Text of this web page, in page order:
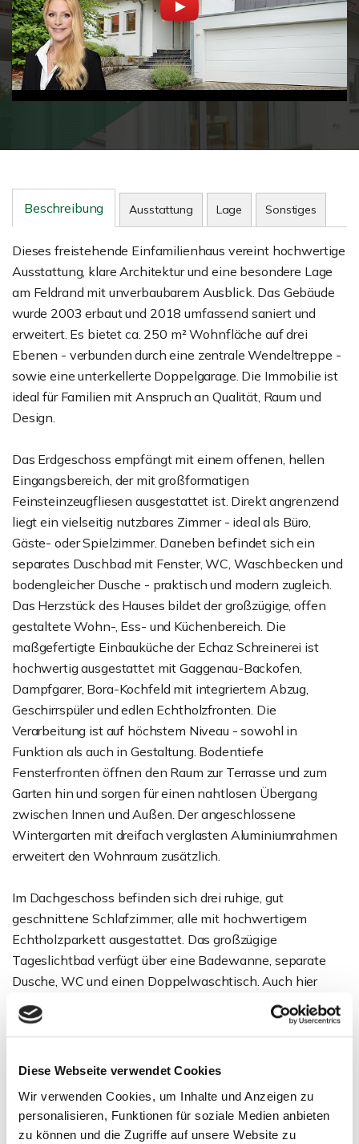
Diese Webseite verwendet Cookies
Wir verwenden Cookies, um Inhalte und Anzeigen zu
personalisieren, Funktionen für soziale Medien anbieten
zu können und die Zugriffe auf unsere Website zu
Beschreibung Ausstattung Lage Sonstiges
Dieses freistehende Einfamilienhaus vereint hochwertige
Ausstattung, klare Architektur und eine besondere Lage
am Feldrand mit unverbaubarem Ausblick. Das Gebäude
wurde 2003 erbaut und 2018 umfassend saniert und
erweitert. Es bietet ca. 250 m² Wohnfläche auf drei
Ebenen - verbunden durch eine zentrale Wendeltreppe -
sowie eine unterkellerte Doppelgarage. Die Immobilie ist
ideal für Familien mit Anspruch an Qualität, Raum und
Design.
Das Erdgeschoss empfängt mit einem offenen, hellen
Eingangsbereich, der mit großformatigen
Feinsteinzeugfliesen ausgestattet ist. Direkt angrenzend
liegt ein vielseitig nutzbares Zimmer - ideal als Büro,
Gäste- oder Spielzimmer. Daneben befindet sich ein
separates Duschbad mit Fenster, WC, Waschbecken und
bodengleicher Dusche - praktisch und modern zugleich.
Das Herzstück des Hauses bildet der großzügige, offen
gestaltete Wohn-, Ess- und Küchenbereich. Die
maßgefertigte Einbauküche der Echaz Schreinerei ist
hochwertig ausgestattet mit Gaggenau-Backofen,
Dampfgarer, Bora-Kochfeld mit integriertem Abzug,
Geschirrspüler und edlen Echtholzfronten. Die
Verarbeitung ist auf höchstem Niveau - sowohl in
Funktion als auch in Gestaltung. Bodentiefe
Fensterfronten öffnen den Raum zur Terrasse und zum
Garten hin und sorgen für einen nahtlosen Übergang
zwischen Innen und Außen. Der angeschlossene
Wintergarten mit dreifach verglasten Aluminiumrahmen
erweitert den Wohnraum zusätzlich.
Im Dachgeschoss befinden sich drei ruhige, gut
geschnittene Schlafzimmer, alle mit hochwertigem
Echtholzparkett ausgestattet. Das großzügige
Tageslichtbad verfügt über eine Badewanne, separate
Dusche, WC und einen Doppelwaschtisch. Auch hier
sorgen bodentiefe Fenster für viel Licht. Die zentrale
Wendeltreppe schafft ein durchgängiges
elegant miteinander.
Das Untergeschoss bietet mehr als klassische
Nutzfläche. Neben drei funktionalen Kellerräumen -